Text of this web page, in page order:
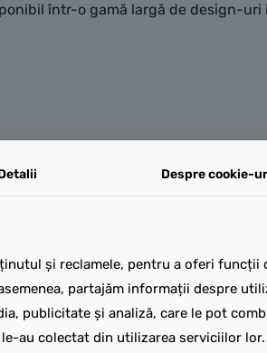
într-o gamă largă de design-uri
Despre cookie-
și reclamele, pentru a oferi funcții
partajăm informații despre
publicitate și analiză, care le pot
au colectat din utilizarea serviciilor lor.